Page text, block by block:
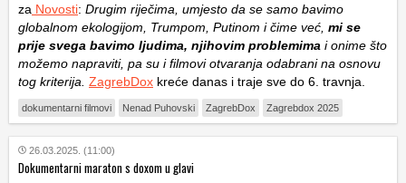
za Novosti: Drugim riječima, umjesto da se samo bavimo
globalnom ekologijom, Trumpom, Putinom i čime već, mi se
prije svega bavimo ljudima, njihovim problemima i onime što
možemo napraviti, pa su i filmovi otvaranja odabrani na osnovu
tog kriterija. ZagrebDox kreće danas i traje sve do 6. travnja.
dokumentarni filmovi Nenad Puhovski ZagrebDox Zagrebdox 2025
26.03.2025. (11:00)
Dokumentarni maraton s doxom u glavi